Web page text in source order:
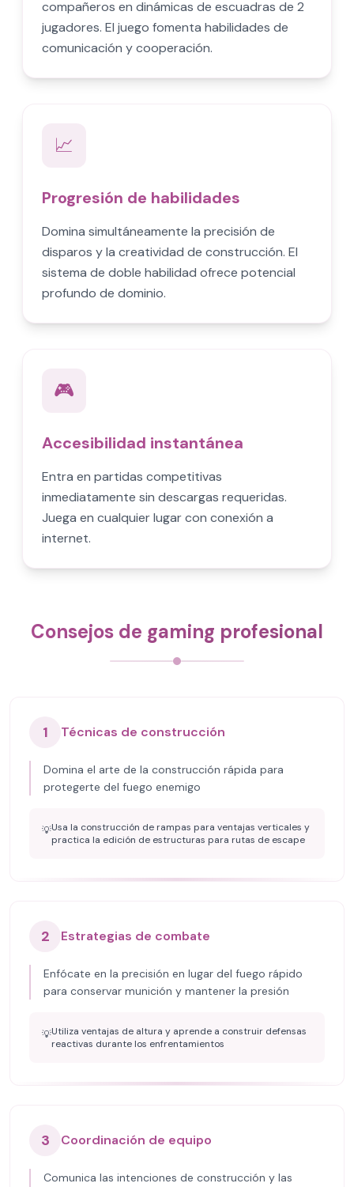
compañeros en dinámicas de escuadras de 2
jugadores. El juego fomenta habilidades de
comunicación y cooperación.
📈
Progresión de habilidades
Domina simultáneamente la precisión de
disparos y la creatividad de construcción. El
sistema de doble habilidad ofrece potencial
profundo de dominio.
🎮
Accesibilidad instantánea
Entra en partidas competitivas
inmediatamente sin descargas requeridas.
Juega en cualquier lugar con conexión a
internet.
Consejos de gaming profesional
1 Técnicas de construcción
Domina el arte de la construcción rápida para
protegerte del fuego enemigo
💡Usa la construcción de rampas para ventajas verticales y
practica la edición de estructuras para rutas de escape
2 Estrategias de combate
Enfócate en la precisión en lugar del fuego rápido
para conservar munición y mantener la presión
💡Utiliza ventajas de altura y aprende a construir defensas
reactivas durante los enfrentamientos
3 Coordinación de equipo
Comunica las intenciones de construcción y las